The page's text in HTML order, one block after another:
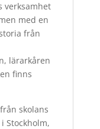
verksamhet
med en
från
lärarkåren
finns
skolans
Stockholm,